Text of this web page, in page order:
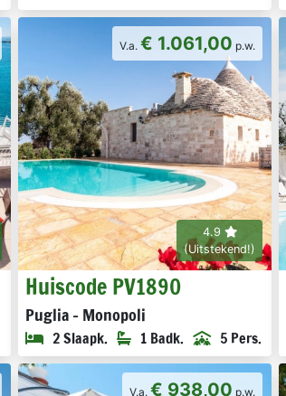
V.a.€ 1.061,00 p.w.
4.9
(Uitstekend!)
Huiscode PV1890
Puglia - Monopoli
2 Slaapk. 1 Badk. 5 Pers.
V.a.€ 938,00 p.w.